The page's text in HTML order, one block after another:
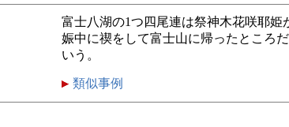
富士八湖の1つ四尾連は祭神木花咲耶姫
娠中に禊をして富士山に帰ったところだ
いう。
類似事例